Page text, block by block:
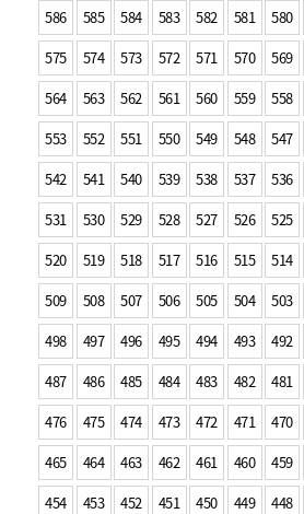
586 585 584 583 582 581 580
575
574 573 572 571 570 569
564
563 562 561 560 559 558
553
552 551 550 549 548 547
542
541 540 539 538 537 536
531
530 529 528 527 526 525
520
519 518 517 516 515 514
509
508 507 506 505 504 503
498
497 496 495 494 493 492
487
486 485 484 483 482 481
476
475 474 473 472 471 470
465
464 463 462 461 460 459
454
453 452 451 450 449 448